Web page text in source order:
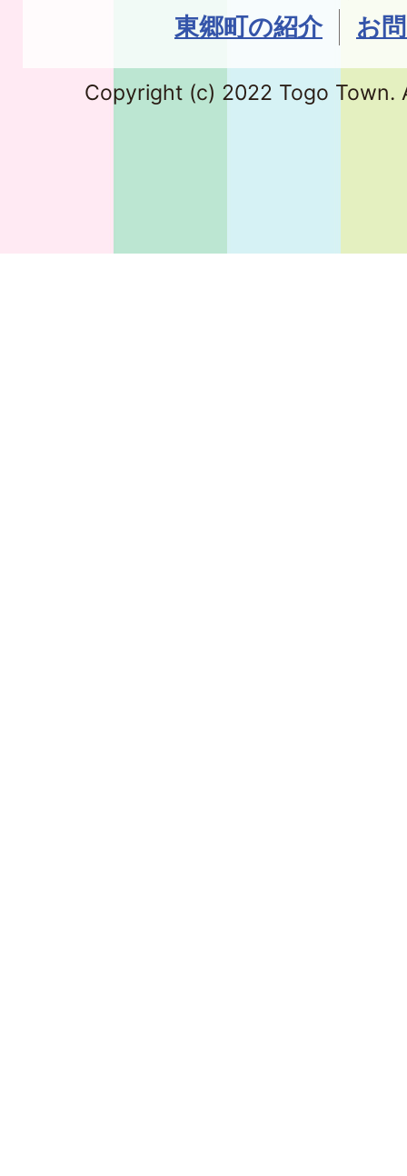
東郷町の紹介
お
Copyright (c) 2022 Togo Town.